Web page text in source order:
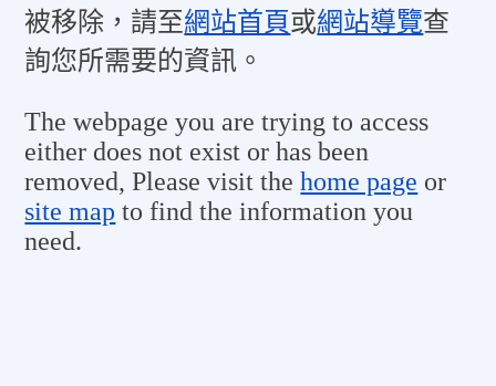
被移除，請至網站首頁或網站導覽查
詢您所需要的資訊。
The webpage you are trying to access
either does not exist or has been
removed, Please visit thehome page or
site map to find the information you
need.